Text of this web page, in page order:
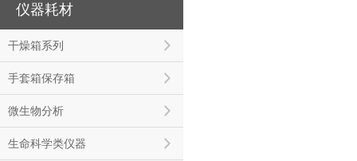
仪器耗材
干燥箱系列
手套箱保存箱
微生物分析
生命科学类仪器